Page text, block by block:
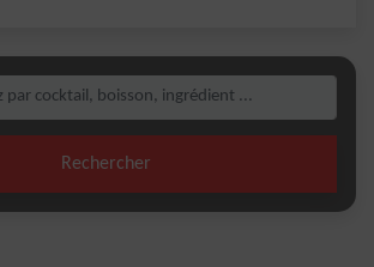
Rechercher